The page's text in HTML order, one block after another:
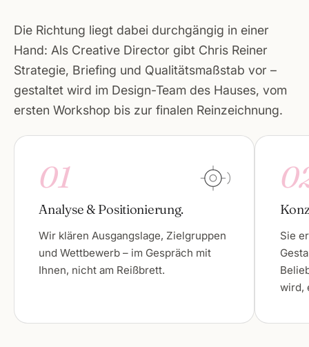
Die Richtung liegt dabei durchgängig in einer
Hand: Als Creative Director gibt Chris Reiner
Strategie, Briefing und Qualitätsmaßstab vor –
gestaltet wird im Design-Team des Hauses, vom
ersten Workshop bis zur finalen Reinzeichnung.
01
Analyse & Positionierung.
Wir klären Ausgangslage, Zielgruppen
und Wettbewerb – im Gespräch mit
Ihnen, nicht am Reißbrett.
Sie
wird,